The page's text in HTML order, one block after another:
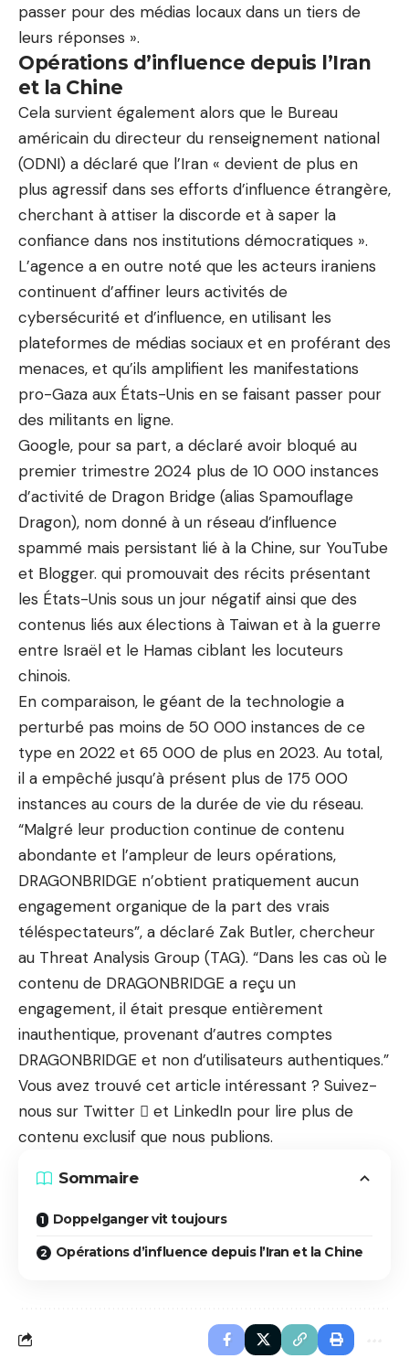
passer pour des médias locaux dans un tiers de
leurs réponses ».
Opérations d’influence depuis l’Iran
et la Chine
Cela survient également alors que le Bureau
américain du directeur du renseignement national
(ODNI) a déclaré que l’Iran « devient de plus en
plus agressif dans ses efforts d’influence étrangère,
cherchant à attiser la discorde et à saper la
confiance dans nos institutions démocratiques ».
L’agence a en outre noté que les acteurs iraniens
continuent d’affiner leurs activités de
cybersécurité et d’influence, en utilisant les
plateformes de médias sociaux et en proférant des
menaces, et qu’ils amplifient les manifestations
pro-Gaza aux États-Unis en se faisant passer pour
des militants en ligne.
Google, pour sa part, a déclaré avoir bloqué au
premier trimestre 2024 plus de 10 000 instances
d’activité de Dragon Bridge (alias Spamouflage
Dragon), nom donné à un réseau d’influence
spammé mais persistant lié à la Chine, sur YouTube
et Blogger. qui promouvait des récits présentant
les États-Unis sous un jour négatif ainsi que des
contenus liés aux élections à Taiwan et à la guerre
entre Israël et le Hamas ciblant les locuteurs
chinois.
En comparaison, le géant de la technologie a
perturbé pas moins de 50 000 instances de ce
type en 2022 et 65 000 de plus en 2023. Au total,
il a empêché jusqu’à présent plus de 175 000
instances au cours de la durée de vie du réseau.
“Malgré leur production continue de contenu
abondante et l’ampleur de leurs opérations,
DRAGONBRIDGE n’obtient pratiquement aucun
engagement organique de la part des vrais
téléspectateurs”, a déclaré Zak Butler, chercheur
au Threat Analysis Group (TAG). “Dans les cas où le
contenu de DRAGONBRIDGE a reçu un
engagement, il était presque entièrement
inauthentique, provenant d’autres comptes
DRAGONBRIDGE et non d’utilisateurs authentiques.”
Vous avez trouvé cet article intéressant ? Suivez-
nous sur Twitter  et LinkedIn pour lire plus de
contenu exclusif que nous publions.
Sommaire
Doppelganger vit toujours
Opérations d’influence depuis l’Iran et la Chine